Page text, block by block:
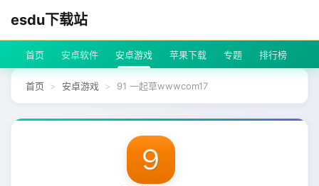
esdu下载站
首页 安卓软件 安卓游戏 苹果下载 专题 排行榜
首页 安卓游戏 91 一起草wwwcom17